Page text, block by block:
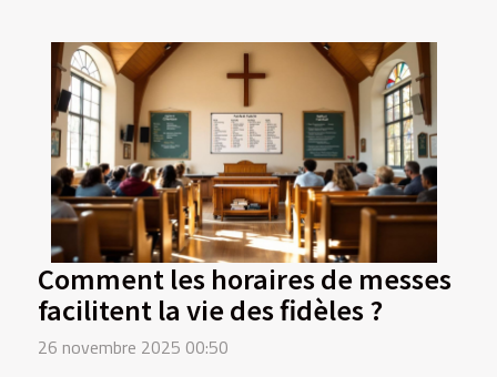
Comment les horaires de messes
facilitent la vie des fidèles ?
26 novembre 2025 00:50